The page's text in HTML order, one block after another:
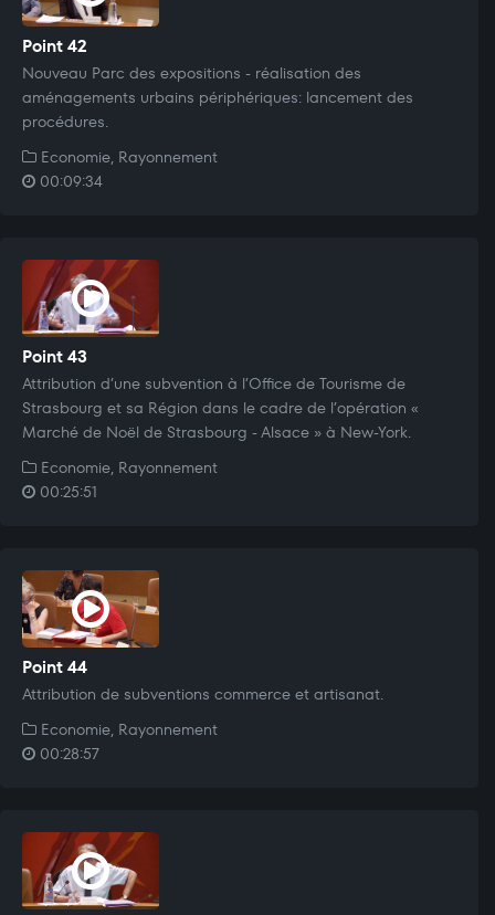
Point 42
Nouveau Parc des expositions - réalisation des
aménagements urbains périphériques: lancement des
procédures.
Economie, Rayonnement
00:09:34
Point 43
Attribution d’une subvention à l’Office de Tourisme de
Strasbourg et sa Région dans le cadre de l’opération «
Marché de Noël de Strasbourg - Alsace » à New-York.
Economie, Rayonnement
00:25:51
Point 44
Attribution de subventions commerce et artisanat.
Economie, Rayonnement
00:28:57